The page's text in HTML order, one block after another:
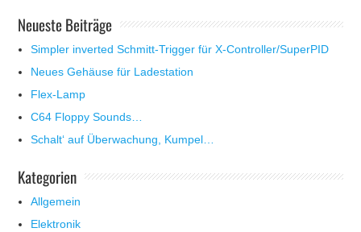
Neueste Beiträge
Simpler inverted Schmitt-Trigger für X-Controller/SuperPID
Neues Gehäuse für Ladestation
Flex-Lamp
C64 Floppy Sounds…
Schalt‘ auf Überwachung, Kumpel…
Kategorien
Allgemein
Elektronik